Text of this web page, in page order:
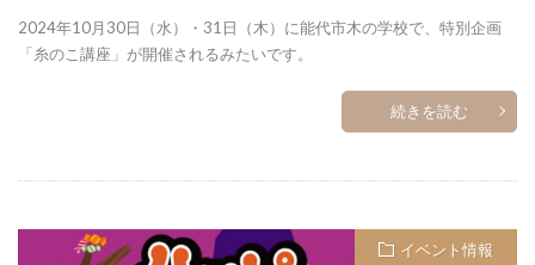
2024年10月30日（水）・31日（木）に能代市木の学校で、特別企画
「糸のこ講座」が開催されるみたいです。
続きを読む
イベント情報